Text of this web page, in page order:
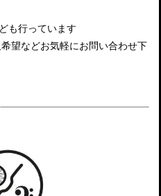
も行っています
望などお気軽にお問い合わせ下